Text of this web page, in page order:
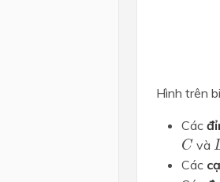
Hình trên
Các
C và
Các